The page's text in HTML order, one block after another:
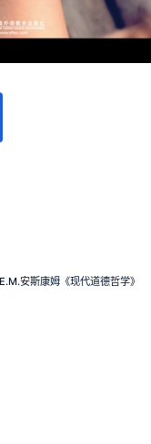
安斯康姆《现代道德哲学》